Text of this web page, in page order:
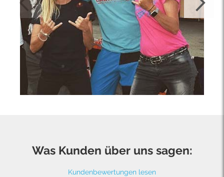
Was Kunden über uns sagen:
Kundenbewertungen lesen